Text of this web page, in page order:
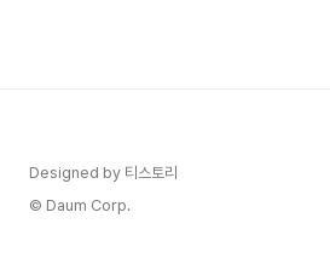
Designed by 티스토리
© Daum Corp.